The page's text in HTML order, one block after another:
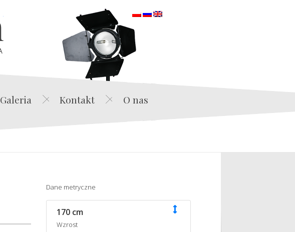
Edwin Film Agencja Aktorska
Galeria Kontakt O nas
Dane metryczne
170 cm
Wzrost